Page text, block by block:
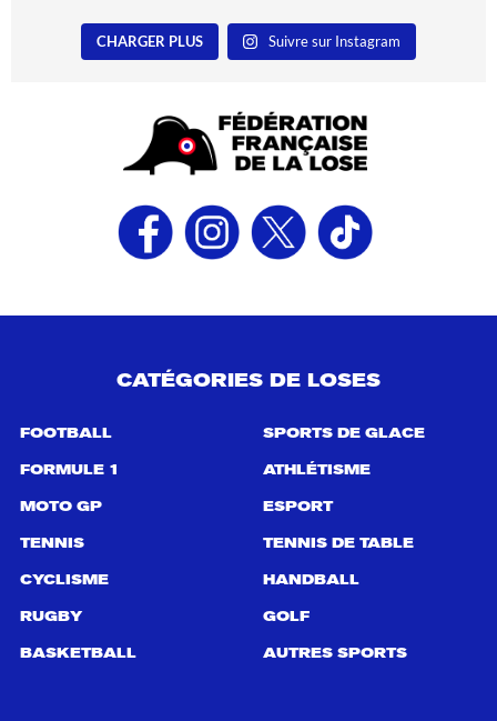
CHARGER PLUS Suivre sur Instagram
CATÉGORIES DE LOSES
FOOTBALL
FORMULE 1
MOTO GP
TENNIS
CYCLISME
RUGBY
BASKETBALL
SPORTS DE GLACE
ATHLÉTISME
ESPORT
TENNIS DE TABLE
HANDBALL
GOLF
AUTRES SPORTS